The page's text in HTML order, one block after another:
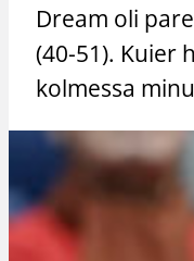
Dream oli
(40-51). Kuier
kolmessa